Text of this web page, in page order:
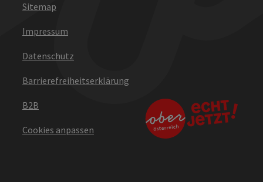
Sitemap
Impressum
Datenschutz
Barrierefreiheitserklärung
B2B
Cookies anpassen